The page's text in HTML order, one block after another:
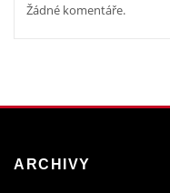
Žádné komentáře.
ARCHIVY